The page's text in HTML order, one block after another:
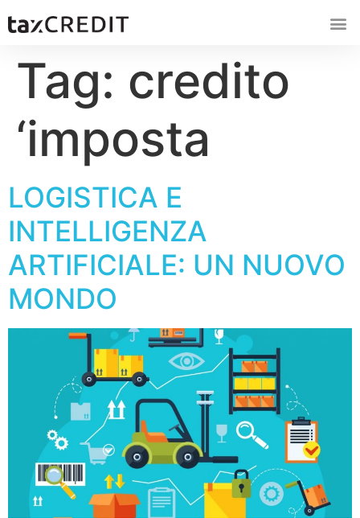
Tag: credito
‘imposta
LOGISTICA E
INTELLIGENZA
ARTIFICIALE: UN NUOVO
MONDO